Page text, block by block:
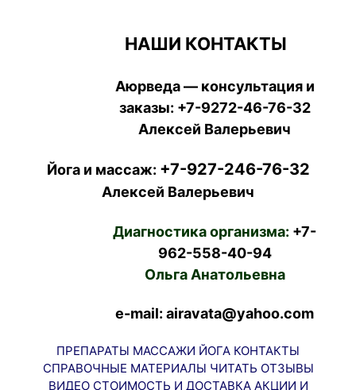
НАШИ КОНТАКТЫ
Аюрведа — консультация и
заказы: +7-9272-46-76-32
Алексей Валерьевич
Йога и массаж: +7-927-246-76-32
Алексей Валерьевич
Диагностика организма: +7-
962-558-40-94
Ольга Анатольевна
e-mail: airavata@yahoo.com
ПРЕПАРАТЫ МАССАЖИ ЙОГА КОНТАКТЫ
СПРАВОЧНЫЕ МАТЕРИАЛЫ ЧИТАТЬ ОТЗЫВЫ
ВИДЕО СТОИМОСТЬ И ДОСТАВКА АКЦИИ И